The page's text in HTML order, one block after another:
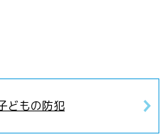
どもの防犯